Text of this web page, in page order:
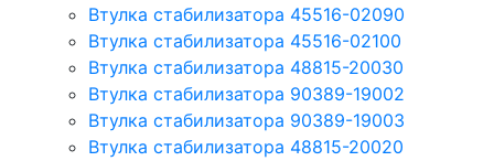
Втулка стабилизатора 45516-02090
Втулка стабилизатора 45516-02100
Втулка стабилизатора 48815-20030
Втулка стабилизатора 90389-19002
Втулка стабилизатора 90389-19003
Втулка стабилизатора 48815-20020